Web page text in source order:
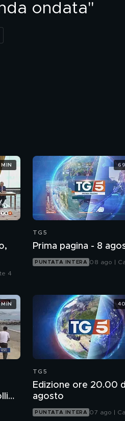
ondata"
4
TG5
Prima pagina - 8
PUNTATA INTERA 08 ago |
MIN
TG5
Edizione ore 20.00
agosto
PUNTATA INTERA 07 ago |